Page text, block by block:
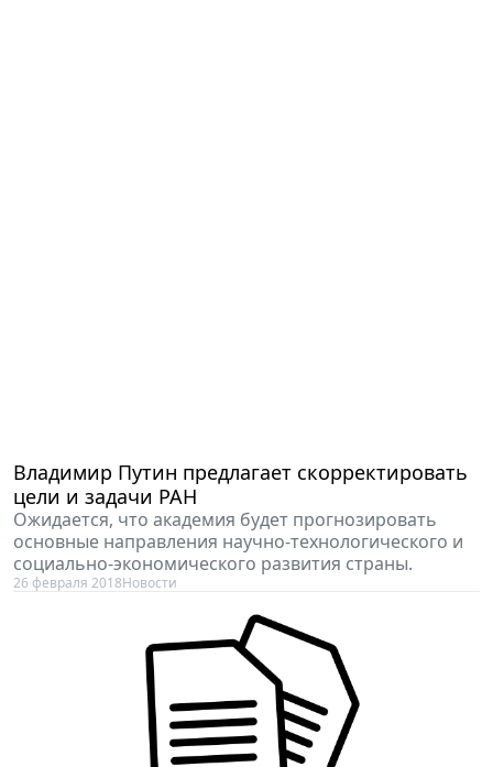
Владимир Путин предлагает скорректировать
цели и задачи РАН
Ожидается, что академия будет прогнозировать
основные направления научно-технологического и
социально-экономического развития страны.
26 февраля 2018Новости